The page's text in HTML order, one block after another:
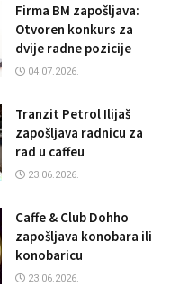
Firma BM zapošljava:
Otvoren konkurs za
dvije radne pozicije
04.07.2026.
Tranzit Petrol Ilijaš
zapošljava radnicu za
rad u caffeu
23.06.2026.
Caffe & Club Dohho
zapošljava konobara ili
konobaricu
23.06.2026.